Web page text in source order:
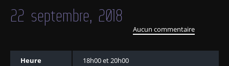
22 septembre, 2018
Aucun commentaire
Heure 18h00 et 20h00